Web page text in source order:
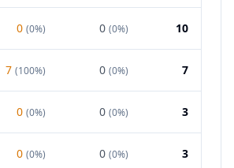
0 (0%) 0 (0%) 10
7 (100%) 0 (0%) 7
0 (0%) 0 (0%) 3
0 (0%) 0 (0%) 3